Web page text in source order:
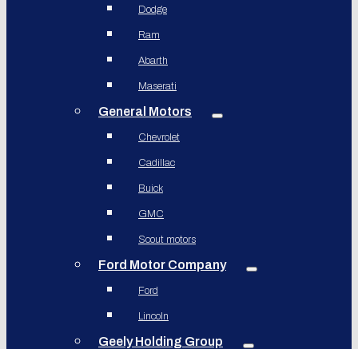
Dodge
Ram
Abarth
Maserati
General Motors
Chevrolet
Cadillac
Buick
GMC
Scout motors
Ford Motor Company
Ford
Lincoln
Geely Holding Group